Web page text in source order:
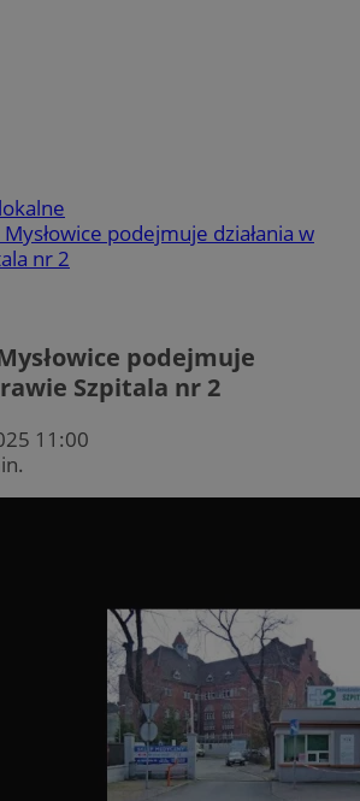
podejmuje działania w
nr 2
podejmuje
Szpitala nr 2
11:00